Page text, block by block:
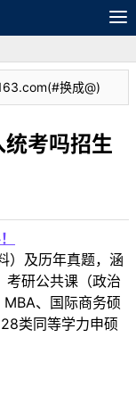
换成@)
考吗招生
）及历年真题，涵
考研公共课（政治
、国际商务硕
类同等学力申硕